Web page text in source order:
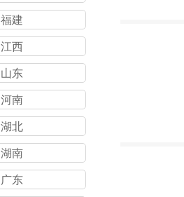
福建
江西
山东
河南
湖北
湖南
广东